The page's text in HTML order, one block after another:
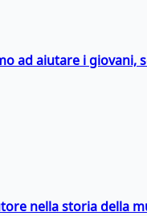
ad aiutare i giovani,
nella storia della